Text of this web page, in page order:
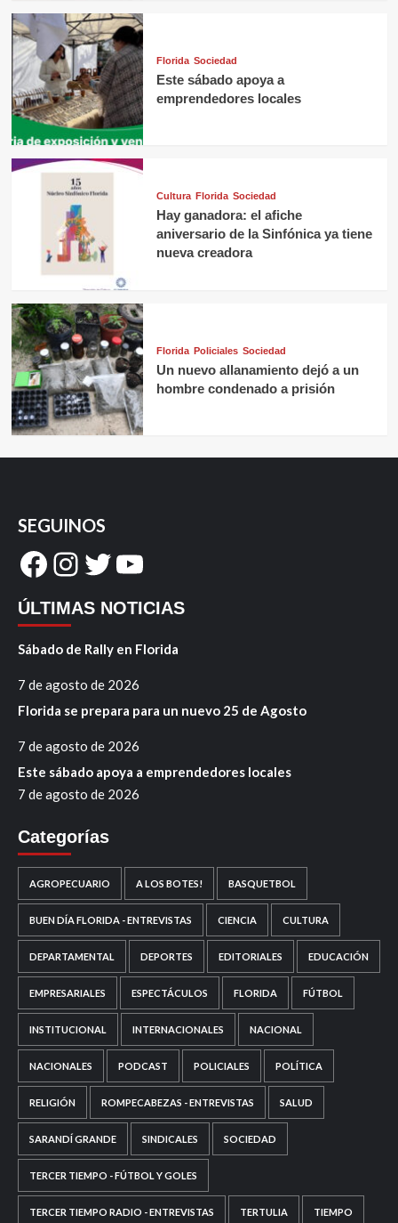
Florida Sociedad
Este sábado apoya a
emprendedores locales
Cultura Florida Sociedad
Hay ganadora: el afiche
aniversario de la Sinfónica ya tiene
nueva creadora
Florida Policiales Sociedad
Un nuevo allanamiento dejó a un
hombre condenado a prisión
SEGUINOS
Facebook
Instagram
Twitter
YouTube
ÚLTIMAS NOTICIAS
Sábado de Rally en Florida
7 de agosto de 2026
Florida se prepara para un nuevo 25 de Agosto
7 de agosto de 2026
Este sábado apoya a emprendedores locales
7 de agosto de 2026
Categorías
AGROPECUARIO A LOS BOTES! BASQUETBOL
BUEN DÍA FLORIDA - ENTREVISTAS CIENCIA CULTURA
DEPARTAMENTAL DEPORTES EDITORIALES EDUCACIÓN
EMPRESARIALES ESPECTÁCULOS FLORIDA FÚTBOL
INSTITUCIONAL INTERNACIONALES NACIONAL
NACIONALES PODCAST POLICIALES POLÍTICA
RELIGIÓN ROMPECABEZAS - ENTREVISTAS SALUD
SARANDÍ GRANDE SINDICALES SOCIEDAD
TERCER TIEMPO - FÚTBOL Y GOLES
TERCER TIEMPO RADIO - ENTREVISTAS TERTULIA TIEMPO